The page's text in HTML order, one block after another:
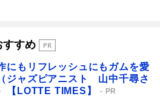
すすめ
にもリフレッシュにもガムを愛
ジャズピアニスト 山中千尋さ
【LOTTE TIMES】
PR